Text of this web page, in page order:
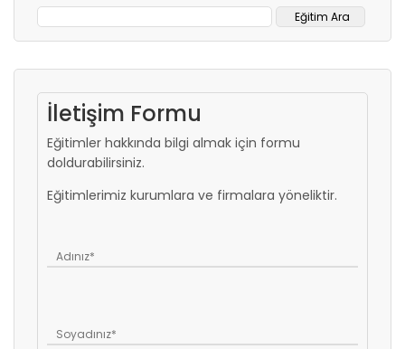
İletişim Formu
Eğitimler hakkında bilgi almak için formu
doldurabilirsiniz.
Eğitimlerimiz kurumlara ve firmalara yöneliktir.